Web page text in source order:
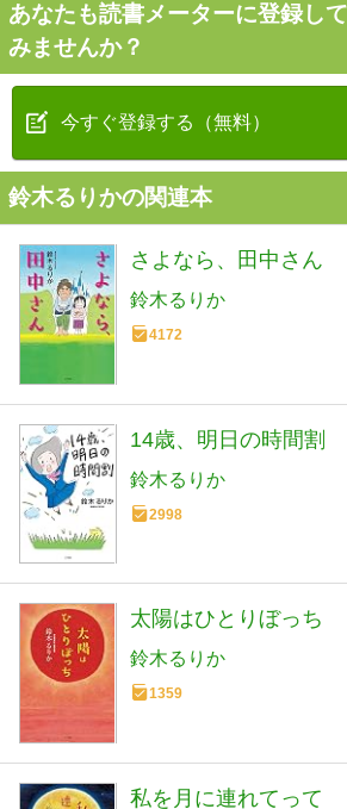
あなたも読書メーターに登録し
みませんか？
今すぐ登録する（無料）
鈴木るりかの関連本
さよなら、田中さん
鈴木るりか
4172
14歳、明日の時間割
鈴木るりか
2998
太陽はひとりぼっち
鈴木るりか
1359
私を月に連れてって